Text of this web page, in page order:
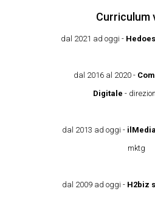
Curriculum
dal 2021 ad oggi - Hedoes
dal 2016 al 2020 -
Digitale -
dal 2013 ad oggi -
mktg
dal 2009 ad oggi - H2biz